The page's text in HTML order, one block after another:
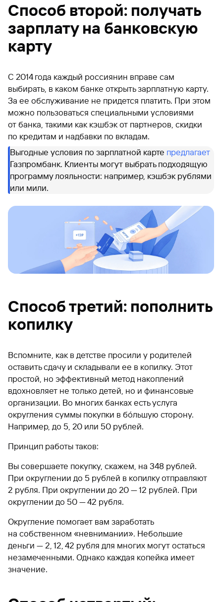
Способ второй: получать
зарплату на банковскую
карту
С 2014 года каждый россиянин вправе сам
выбирать, в каком банке открыть зарплатную карту.
За ее обслуживание не придется платить. При этом
можно пользоваться специальными условиями
от банка, такими как кэшбэк от партнеров, скидки
по кредитам и надбавки по вкладам.
Выгодные условия по зарплатной карте предлагает
Газпромбанк. Клиенты могут выбрать подходящую
программу лояльности: например, кэшбэк рублями
или мили.
Способ третий: пополнить
копилку
Вспомните, как в детстве просили у родителей
оставить сдачу и складывали ее в копилку. Этот
простой, но эффективный метод накоплений
вдохновляет не только детей, но и финансовые
организации. Во многих банках есть услуга
округления суммы покупки в бóльшую сторону.
Например, до 5, 20 или 50 рублей.
Принцип работы таков:
Вы совершаете покупку, скажем, на 348 рублей.
При округлении до 5 рублей в копилку отправляют
2 рубля. При округлении до 20 — 12 рублей. При
округлении до 50 — 42 рубля.
Округление помогает вам заработать
на собственном «невнимании». Небольшие
деньги — 2, 12, 42 рубля для многих могут остаться
незамеченными. Однако каждая копейка имеет
значение.